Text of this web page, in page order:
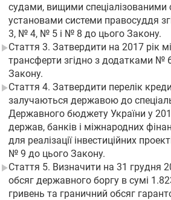
судами, вищими спеціалізованими
установами системи правосуддя
3, № 4, № 5 і № 8 до цього Закону.
Стаття 3. Затвердити на 2017 рік
трансферти згідно з додатками №
Закону.
Стаття 4. Затвердити перелік
залучаються державою до
Державного бюджету України у
держав, банків і міжнародних
для реалізації інвестиційних
№ 9 до цього Закону.
Стаття 5. Визначити на 31 грудня
обсяг державного боргу в сумі
гривень та граничний обсяг